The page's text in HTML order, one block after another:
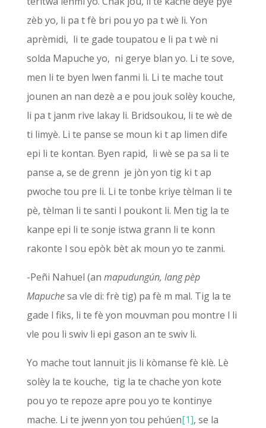
zèb yo, li pa t fè bri pou yo pa t wè li. Yon
aprèmidi, li te gade toupatou e li pa t wè ni
solda Mapuche yo, ni gerye blan yo. Li te sove,
men li te byen lwen fanmi li. Li te mache tout
jounen an nan dezè a e pou jouk solèy kouche,
li pa t janm rive lakay li. Bridsoukou, li te wè de
ti limyè. Li te panse se moun ki t ap limen dife
epi li te kontan. Byen rapid, li wè se pa sa li te
panse a, se de grenn je jòn yon tig ki t ap
pwoche tou pre li. Li te tonbe kriye tèlman li te
pè, tèlman li te santi l poukont li. Men tig la te
kanpe epi li te sonje istwa grann li te konn
rakonte l sou epòk bèt ak moun yo te zanmi.
-Peñi Nahuel (an mapudungún, lang pèp
Mapuchesa vle di: frè tig) pa fè m mal. Tig la te
gade l fiks, li te fè yon mouvman pou montre l li
vle pou li swiv li epi gason an te swiv li.
Yo mache tout lannuit jis li kòmanse fè klè. Lè
solèy la te kouche, tig la te chache yon kote
pou yo te repoze apre pou yo te kontinye
mache. Li te jwenn yon tou pehúen[1], se la